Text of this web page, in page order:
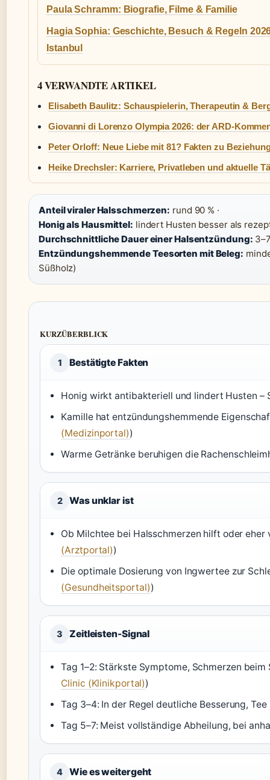
Paula Schramm: Biografie, Filme & Familie
Hagia Sophia: Geschichte, Besuch & Regeln
Istanbul
4 VERWANDTE ARTIKEL
Elisabeth Baulitz: Schauspielerin, Therapeutin &
Giovanni di Lorenzo Olympia 2026: der ARD-
Peter Orloff: Neue Liebe mit 81? Fakten zu
Heike Drechsler: Karriere, Privatleben und aktuelle
Anteil viraler Halsschmerzen: rund 90 % ·
Honig als Hausmittel: lindert Husten besser als
Durchschnittliche Dauer einer Halsentzündung:
Entzündungshemmende Teesorten mit Beleg:
Süßholz)
KURZÜBERBLICK
1 Bestätigte Fakten
Honig wirkt antibakteriell und lindert Husten –
Kamille hat entzündungshemmende
(Medizinportal))
Warme Getränke beruhigen die
2 Was unklar ist
Ob Milchtee bei Halsschmerzen hilft oder
(Arztportal))
Die optimale Dosierung von Ingwertee zur
(Gesundheitsportal))
3 Zeitleisten-Signal
Tag 1–2: Stärkste Symptome, Schmerzen
Clinic (Klinikportal))
Tag 3–4: In der Regel deutliche Besserung,
Tag 5–7: Meist vollständige Abheilung, bei
4 Wie es weitergeht